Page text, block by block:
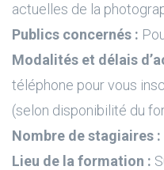
actuelles de la
Publics concernés :
Modalités et délais
téléphone pour vous
(selon disponibilité du
Nombre de stagiaires :
Lieu de la formation :